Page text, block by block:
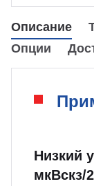
Описание
Опции
Низкий
мкВскз/